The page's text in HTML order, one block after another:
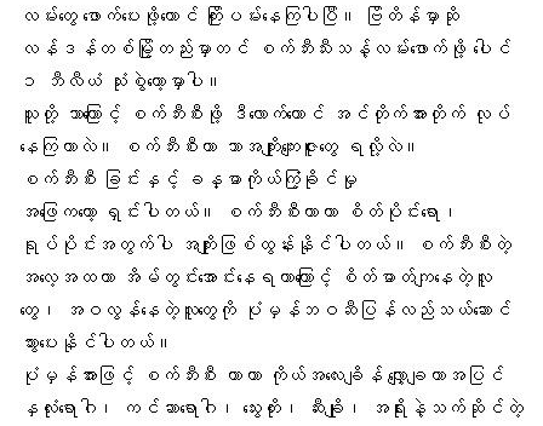
လမ်းတွေ ဖောက်ပေးဖို့တောင် ကြိုးပမ်းနေကြပါပြီ။ ဗြိတိန်မှာဆို
လန်ဒန်တစ်မြို့တည်းမှာတင် စက်ဘီးသီးသန့်လမ်းဖောက်ဖို့ ပေါင်
၁ ဘီလီယံ သုံးစွဲတော့မှာပါ။
သူတို့ ဘာကြောင့် စက်ဘီးစီးဖို့ ဒီလောက်တောင် အင်တိုက်အားတိုက် လုပ်
နေကြတာလဲ။ စက်ဘီးစီးတာ ဘာအကျိုးကျေးဇူးတွေ ရလို့လဲ။
စက်ဘီးစီး ခြင်းနှင့် ခန္ဓာကိုယ်ကြံ့ခိုင်မှု
အဖြေကတော့ ရှင်းပါတယ်။ စက်ဘီးစီးတာဟာ စိတ်ပိုင်းရော၊
ရုပ်ပိုင်းအတွက်ပါ အကျိုးဖြစ်ထွန်းနိုင်ပါတယ်။ စက်ဘီးစီးတဲ့
အလေ့အထဟာ အိမ်တွင်းအောင်းနေရတာကြောင့် စိတ်ဓာတ်ကျနေတဲ့လူ
တွေ၊ အဝလွန်နေတဲ့လူတွေကို ပုံမှန်ဘဝဆီပြန်လည်သယ်ဆောင်
သွားပေးနိုင်ပါတယ်။
ပုံမှန်အားဖြင့် စက်ဘီးစီး တာဟာ ကိုယ်အလေးချိန် လျှော့ချတာအပြင်
နှလုံးရောဂါ၊ ကင်ဆာရောဂါ၊ သွေးတိုး၊ ဆီးချို၊ အရိုးနဲ့သက်ဆိုင်တဲ့